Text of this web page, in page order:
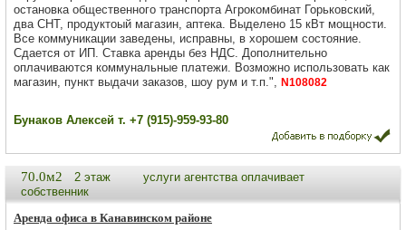
остановка общественного транспорта Агрокомбинат Горьковский,
два СНТ, продуктоый магазин, аптека. Выделено 15 кВт мощности.
Все коммуникации заведены, исправны, в хорошем состояние.
Сдается от ИП. Ставка аренды без НДС. Дополнительно
оплачиваются коммунальные платежи. Возможно использовать как
магазин, пункт выдачи заказов, шоу рум и т.п.", N108082
Бунаков Алексей т. +7 (915)-959-93-80
70.0м2 2 этаж
услуги агентства оплачивает
собственник
Аренда офиса в Канавинском районе